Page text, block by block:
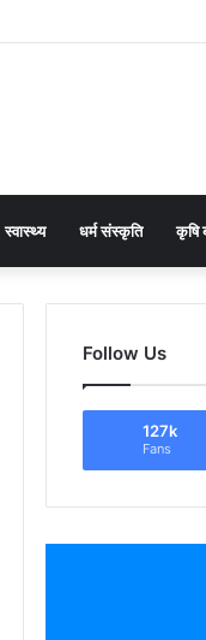
स्वास्थ्य धर्म संस्कृति कृषि
Follow Us
127k
Fans